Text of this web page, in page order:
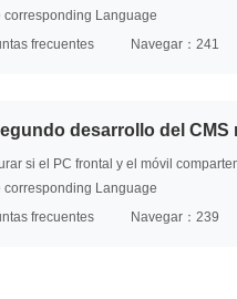
corresponding Language
frecuentes
Navegar：241
desarrollo del
si el PC frontal y el móvil
corresponding Language
frecuentes
Navegar：239